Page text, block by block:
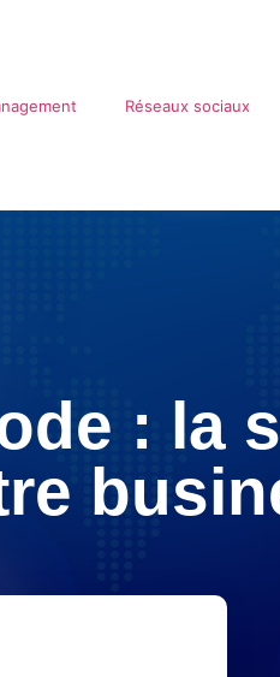
Réseaux sociaux
: la